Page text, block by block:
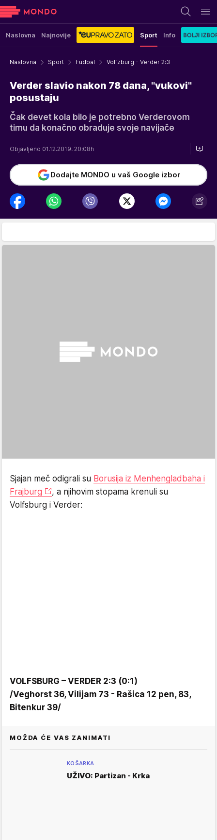
Naslovna Najnovije Sport Info
Naslovna Sport Fudbal Volfzburg - Verder 2:3
Verder slavio nakon 78 dana, ''vukovi''
posustaju
Čak devet kola bilo je potrebno Verderovom
timu da konačno obraduje svoje navijače
Objavljeno 01.12.2019. 20:08h
Dodajte MONDO u vaš Google izbor
Sjajan meč odigrali su Borusija iz Menhengladbaha i
Frajburg
, a njihovim stopama krenuli su
Volfsburg i Verder:
VOLFSBURG – VERDER 2:3 (0:1)
/Veghorst 36, Vilijam 73 - Rašica 12 pen, 83,
Bitenkur 39/
MOŽDA ĆE VAS ZANIMATI
KOŠARKA
UŽIVO: Partizan - Krka